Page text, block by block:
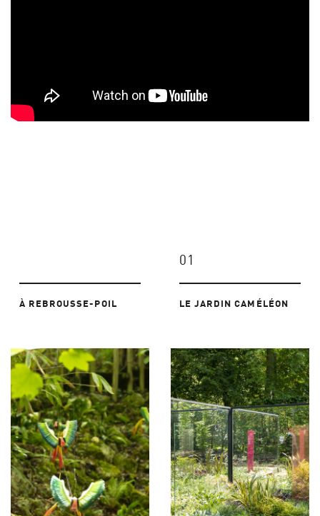
À REBROUSSE-POIL
01
LE JARDIN CAMÉLÉON